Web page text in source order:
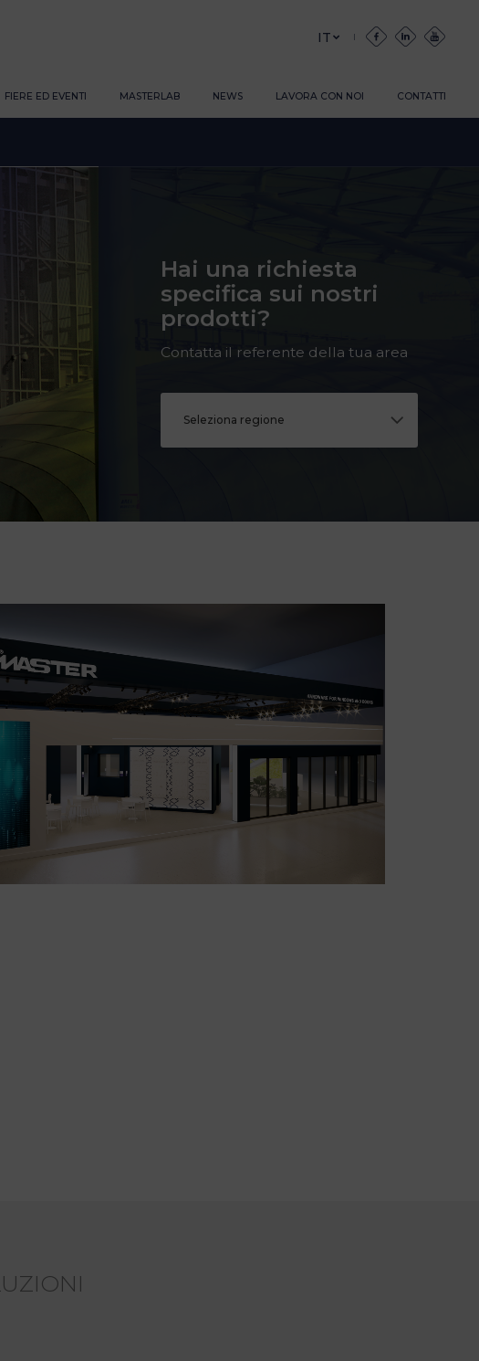
FIERE ED EVENTI MASTERLAB NEWS LAVORA CON NOI CONTATTI
IT
Hai una richiesta
specifica sui nostri
prodotti?
Contatta il referente della tua area